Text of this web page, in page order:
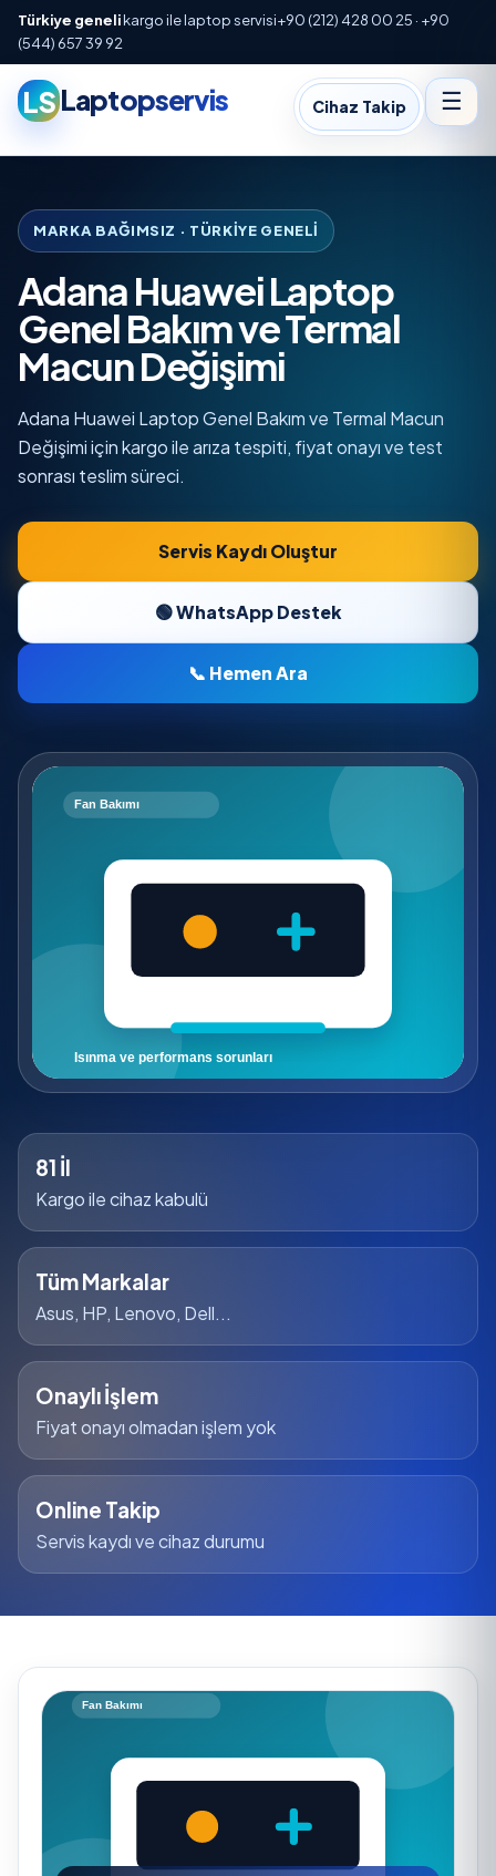
Türkiye genelikargo ile laptop servisi+90 (212) 428 00 25 · +90
(544) 657 39 92
LSLaptopservis Cihaz Takip ☰
MARKA BAĞIMSIZ · TÜRKIYE GENELI
Adana Huawei Laptop
Genel Bakım ve Termal
Macun Değişimi
Adana Huawei Laptop Genel Bakım ve Termal Macun
Değişimi için kargo ile arıza tespiti, fiyat onayı ve test
sonrası teslim süreci.
Servis Kaydı Oluştur
🟢 WhatsApp Destek
📞 Hemen Ara
81 İl
Kargo ile cihaz kabulü
Tüm Markalar
Asus, HP, Lenovo, Dell...
Onaylı İşlem
Fiyat onayı olmadan işlem yok
Online Takip
Servis kaydı ve cihaz durumu